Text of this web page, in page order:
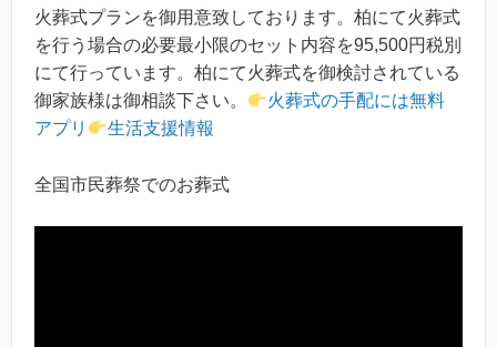
火葬式プランを御用意致しております。柏にて火葬式
を行う場合の必要最小限のセット内容を95,500円税別
にて行っています。柏にて火葬式を御検討されている
御家族様は御相談下さい。
火葬式の手配には無料
アプリ
生活支援情報
全国市民葬祭でのお葬式